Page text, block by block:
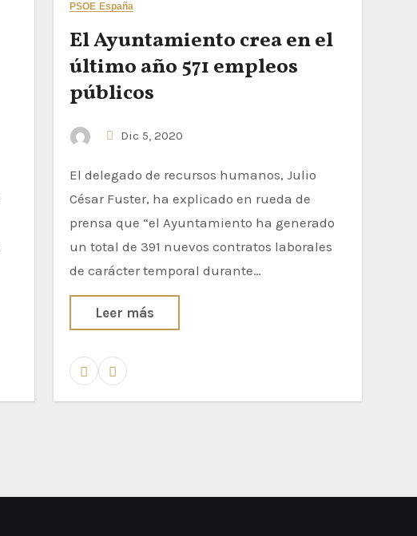
PSOE España
El Ayuntamiento crea en el
último año 571 empleos
públicos
Dic 5, 2020
El delegado de recursos humanos, Julio
César Fuster, ha explicado en rueda de
prensa que “el Ayuntamiento ha generado
un total de 391 nuevos contratos laborales
de carácter temporal durante…
Leer más